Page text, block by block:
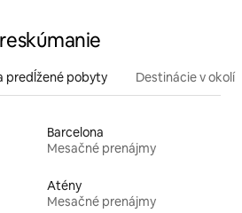
predĺžené pobyty Destinácie v okolí
Barcelona
Mesačné prenájmy
Atény
Mesačné prenájmy